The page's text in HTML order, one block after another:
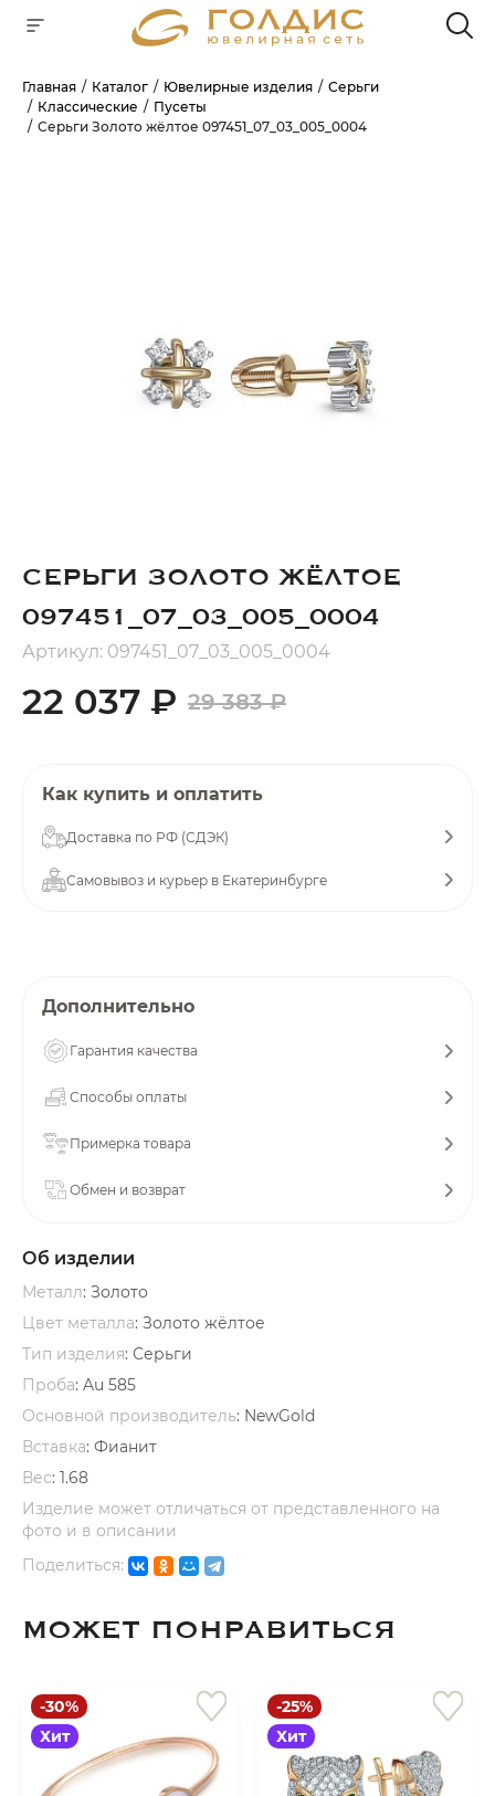
Главная Каталог Ювелирные изделия
Серьги
Классические
Пусеты
Серьги Золото жёлтое 097451_07_03_005_0004
СЕРЬГИ ЗОЛОТО ЖЁЛТОЕ
097451_07_03_005_0004
Артикул: 097451_07_03_005_0004
22 037 ₽ 29 383 ₽
Как купить и оплатить
Доставка по РФ (СДЭК)
Самовывоз и курьер в Екатеринбурге
Дополнительно
Гарантия качества
Способы оплаты
Примерка товара
Обмен и возврат
Об изделии
Металл: Золото
Цвет металла: Золото жёлтое
Тип изделия: Серьги
Проба: Au 585
Основной производитель: NewGold
Вставка: Фианит
Вес: 1.68
Изделие может отличаться от представленного на
фото и в описании
Поделиться:
МОЖЕТ ПОНРАВИТЬСЯ
-30%
Хит
-25%
Хит
Для клиентов всех банков
ГРАФИК ПЛАТЕЖЕЙ
Оплачивайте сегодня только
25% картой любого банка
Оставшиеся75% будут
по25%каждые 2 недели
об оплате Плайтом
8 800 302-02-51